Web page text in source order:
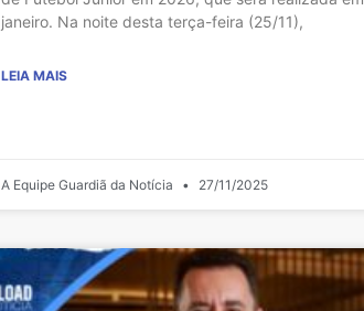
janeiro. Na noite desta terça-feira (25/11),
LEIA MAIS
A Equipe Guardiã da Notícia 27/11/2025